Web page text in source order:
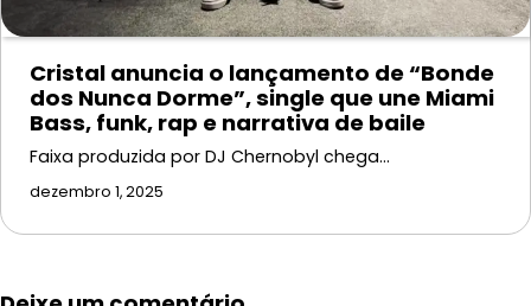
Cristal anuncia o lançamento de “Bonde
dos Nunca Dorme”, single que une Miami
Bass, funk, rap e narrativa de baile
Faixa produzida por DJ Chernobyl chega…
dezembro 1, 2025